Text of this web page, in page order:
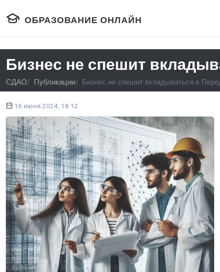
ОБРАЗОВАНИЕ ОНЛАЙН
Бизнес не спешит
СДАО Публикации Бизнес не спешит вкладываться в
16 июня 2024, 18:12